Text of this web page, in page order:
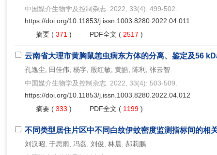
中国媒介生物学及控制杂志. 2022, 33(4): 499-502.
https://doi.org/10.11853/j.issn.1003.8280.2022.04.011
摘要 ( 371 ) PDF全文 ( 2517 )
云南省大理市黄胸鼠恙虫病东方体的分离、鉴定及56
孔逸尘, 田佳伟, 杨字, 殷红敏, 黄皓, 陈利, 张云智
中国媒介生物学及控制杂志. 2022, 33(4): 503-509.
https://doi.org/10.11853/j.issn.1003.8280.2022.04.012
摘要 ( 333 ) PDF全文 ( 1199 )
不同类型居住片区中不同白纹伊蚊密度监测指标间的相
刘汉昭, 于思雨, 冯磊, 刘俊, 林晨, 郝莉鹏